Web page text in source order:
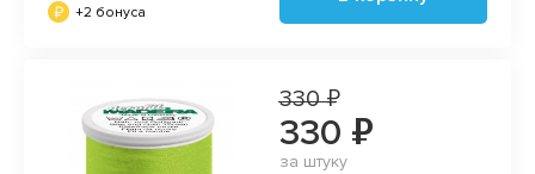
+2 бонуса
330 ₽
330 ₽
за штуку